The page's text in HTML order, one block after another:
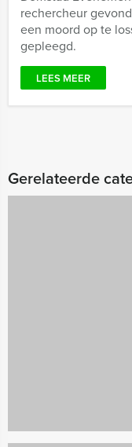
rechercheur
een moord op te
gepleegd.
LEES MEER
Gerelateerde